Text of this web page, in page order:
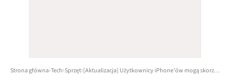
Strona główna Tech Sprzęt [Aktualizacja] Użytkownicy iPhone'ów mogą skorzystać z usług SafeScreen i SafeScreen+